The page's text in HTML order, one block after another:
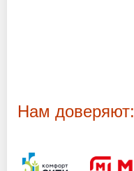
Нам доверяют: